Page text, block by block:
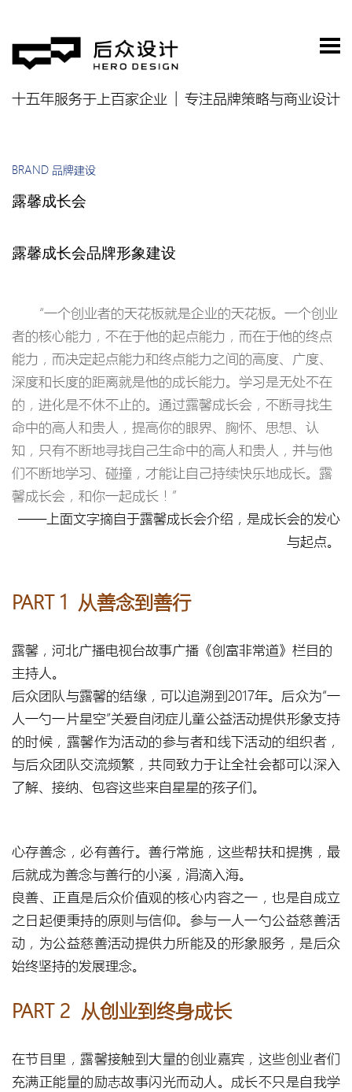
十五年服务于上百家企业 专注品牌策略与商业设计
露馨成长会
BRAND 品牌建设
露馨成长会品牌形象建设
“一个创业者的天花板就是企业的天花板。一个创业
者的核心能力，不在于他的起点能力，而在于他的终点
能力，而决定起点能力和终点能力之间的高度、广度、
深度和长度的距离就是他的成长能力。学习是无处不在
的，进化是不休不止的。通过露馨成长会，不断寻找生
命中的高人和贵人，提高你的眼界、胸怀、思想、认
知，只有不断地寻找自己生命中的高人和贵人，并与他
们不断地学习、碰撞，才能让自己持续快乐地成长。露
馨成长会，和你一起成长！”
——上面文字摘自于露馨成长会介绍，是成长会的发心
与起点。
PART 1 从善念到善行
露馨，河北广播电视台故事广播《创富非常道》栏目的
主持人。
后众团队与露馨的结缘，可以追溯到2017年。后众为“一
人一勺一片星空”关爱自闭症儿童公益活动提供形象支持
的时候，露馨作为活动的参与者和线下活动的组织者，
与后众团队交流频繁，共同致力于让全社会都可以深入
了解、接纳、包容这些来自星星的孩子们。
心存善念，必有善行。善行常施，这些帮扶和提携，最
后就成为善念与善行的小溪，涓滴入海。
良善、正直是后众价值观的核心内容之一，也是自成立
之日起便秉持的原则与信仰。参与一人一勺公益慈善活
动，为公益慈善活动提供力所能及的形象服务，是后众
始终坚持的发展理念。
PART 2 从创业到终身成长
在节目里，露馨接触到大量的创业嘉宾，这些创业者们
充满正能量的励志故事闪光而动人。成长不只是自我学